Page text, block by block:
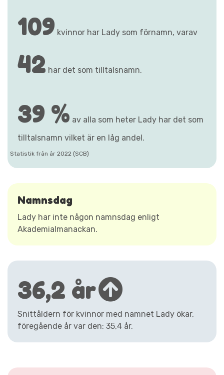
109 kvinnor har Lady som förnamn, varav
42 har det som tilltalsnamn.
39 % av alla som heter Lady har det som
tilltalsnamn vilket är en låg andel.
Statistik från år 2022 (SCB)
Namnsdag
Lady har inte någon namnsdag enligt
Akademialmanackan.
36,2 år
Snittåldern för kvinnor med namnet Lady ökar,
föregående år var den: 35,4 år.